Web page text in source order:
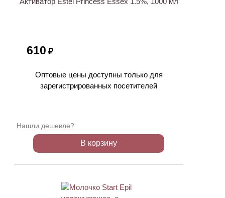
610 ₽
Оптовые цены доступны только для
зарегистрированных посетителей
Нашли дешевле?
В корзину